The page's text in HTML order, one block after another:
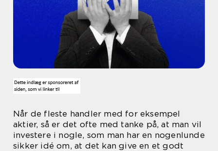
Når de fleste handler med for eksempel
aktier, så er det ofte med tanke på, at man vil
investere i nogle, som man har en nogenlunde
sikker idé om, at det kan give en et godt